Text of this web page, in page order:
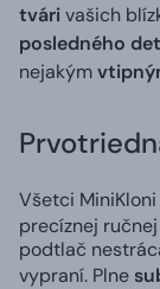
tvárivašich
posledného
nejakým
Všetci MiniKloni
precíznej
podtlač
vypraní. Plne